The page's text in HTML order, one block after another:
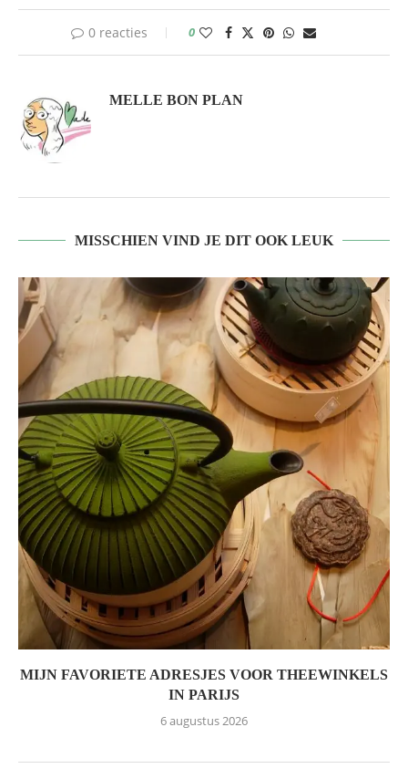
0 reacties 0
MELLE BON PLAN
MISSCHIEN VIND JE DIT OOK LEUK
MIJN FAVORIETE ADRESJES VOOR THEEWINKELS
IN PARIJS
6 augustus 2026